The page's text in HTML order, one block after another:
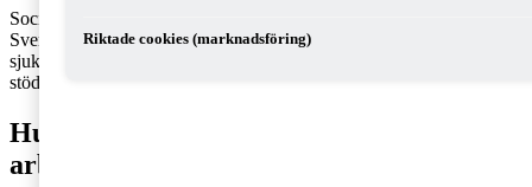
Socialförsäkringen omfattar i stort sett alla som bor eller arbetar i
Sverige. I den ingår försäkringar och bidrag till barnfamiljer, till
sjuka, till personer med funktionsnedsättning, samt pensioner och
stöd till äldre och efterlevande.
Hur mycket ska arbetsgivare betala i
arbetsgivaravgifter?
Riktade cookies (marknadsföring)